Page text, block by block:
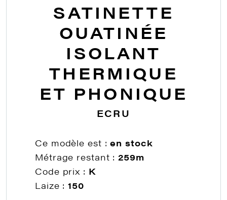
SATINETTE
OUATINÉE
ISOLANT
THERMIQUE
ET PHONIQUE
ECRU
Ce modèle est :en stock
Métrage restant :259m
Code prix : K
Laize :150